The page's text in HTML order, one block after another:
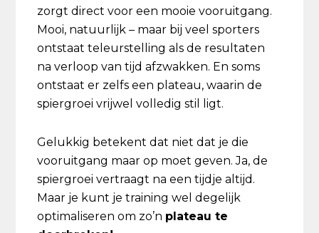
zorgt direct voor een mooie vooruitgang.
Mooi, natuurlijk – maar bij veel sporters
ontstaat teleurstelling als de resultaten
na verloop van tijd afzwakken. En soms
ontstaat er zelfs een plateau, waarin de
spiergroei vrijwel volledig stil ligt.
Gelukkig betekent dat niet dat je die
vooruitgang maar op moet geven. Ja, de
spiergroei vertraagt na een tijdje altijd.
Maar je kunt je training wel degelijk
optimaliseren om zo’n plateau te